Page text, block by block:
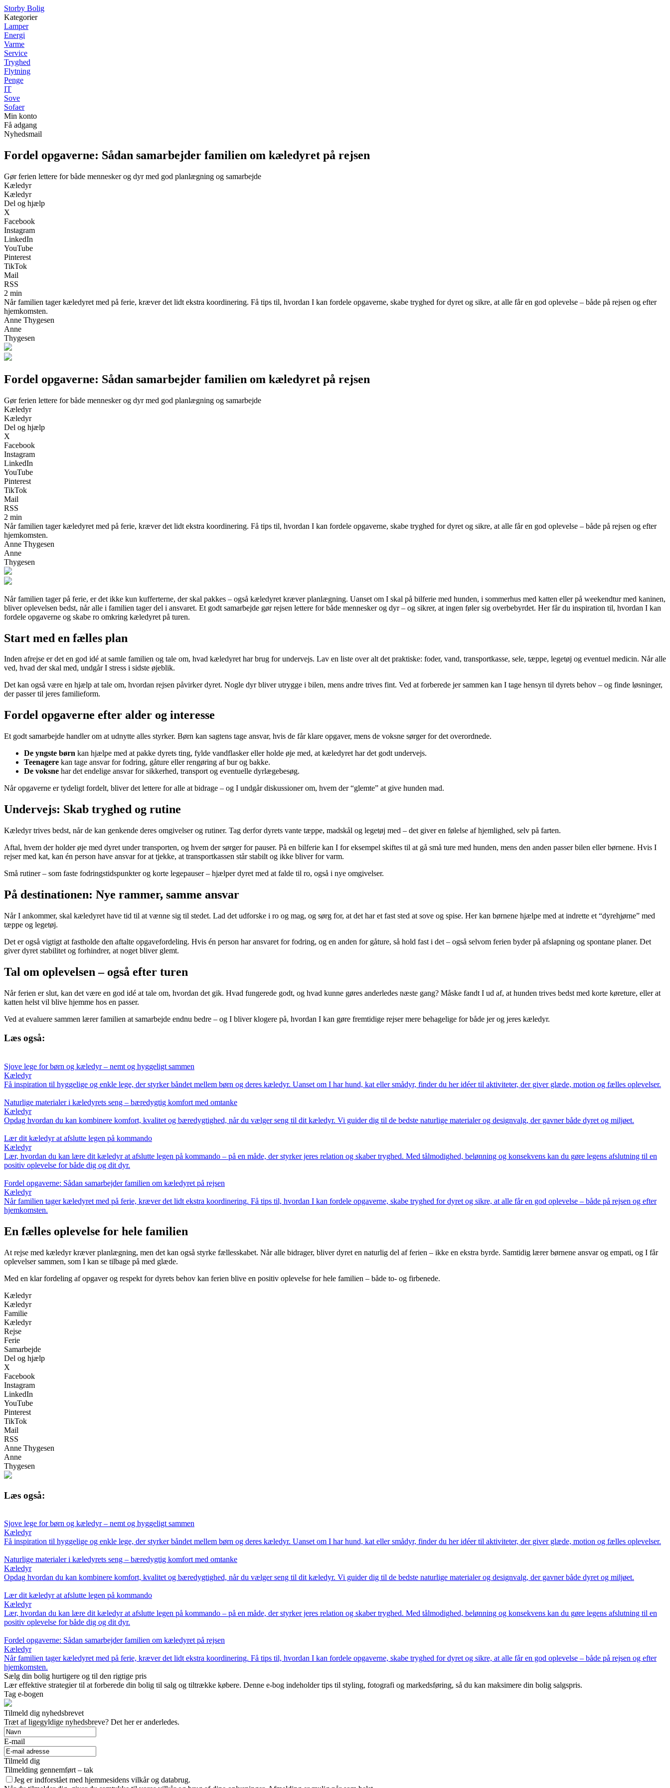
Storby Bolig
Kategorier
Lamper
Energi
Varme
Service
Tryghed
Flytning
Penge
IT
Sove
Sofaer
Min konto
Få adgang
Nyhedsmail
Fordel opgaverne: Sådan samarbejder familien om kæledyret på rejsen
Gør ferien lettere for både mennesker og dyr med god planlægning og samarbejde
Kæledyr
Kæledyr
Del og hjælp
X
Facebook
Instagram
LinkedIn
YouTube
Pinterest
TikTok
Mail
RSS
2 min
Når familien tager kæledyret med på ferie, kræver det lidt ekstra koordinering. Få tips til, hvordan I kan fordele opgaverne, skabe tryghed for dyret og sikre, at alle får en god oplevelse – både på rejsen og efter
hjemkomsten.
Anne Thygesen
Anne
Thygesen
Fordel opgaverne: Sådan samarbejder familien om kæledyret på rejsen
Gør ferien lettere for både mennesker og dyr med god planlægning og samarbejde
Kæledyr
Kæledyr
Del og hjælp
X
Facebook
Instagram
LinkedIn
YouTube
Pinterest
TikTok
Mail
RSS
2 min
Når familien tager kæledyret med på ferie, kræver det lidt ekstra koordinering. Få tips til, hvordan I kan fordele opgaverne, skabe tryghed for dyret og sikre, at alle får en god oplevelse – både på rejsen og efter
hjemkomsten.
Anne Thygesen
Anne
Thygesen
Når familien tager på ferie, er det ikke kun kufferterne, der skal pakkes – også kæledyret kræver planlægning. Uanset om I skal på bilferie med hunden, i sommerhus med katten eller på weekendtur med kaninen,
bliver oplevelsen bedst, når alle i familien tager del i ansvaret. Et godt samarbejde gør rejsen lettere for både mennesker og dyr – og sikrer, at ingen føler sig overbebyrdet. Her får du inspiration til, hvordan I kan
fordele opgaverne og skabe ro omkring kæledyret på turen.
Start med en fælles plan
Inden afrejse er det en god idé at samle familien og tale om, hvad kæledyret har brug for undervejs. Lav en liste over alt det praktiske: foder, vand, transportkasse, sele, tæppe, legetøj og eventuel medicin. Når alle
ved, hvad der skal med, undgår I stress i sidste øjeblik.
Det kan også være en hjælp at tale om, hvordan rejsen påvirker dyret. Nogle dyr bliver utrygge i bilen, mens andre trives fint. Ved at forberede jer sammen kan I tage hensyn til dyrets behov – og finde løsninger,
der passer til jeres familieform.
Fordel opgaverne efter alder og interesse
Et godt samarbejde handler om at udnytte alles styrker. Børn kan sagtens tage ansvar, hvis de får klare opgaver, mens de voksne sørger for det overordnede.
De yngste børn kan hjælpe med at pakke dyrets ting, fylde vandflasker eller holde øje med, at kæledyret har det godt undervejs.
Teenagere kan tage ansvar for fodring, gåture eller rengøring af bur og bakke.
De voksne har det endelige ansvar for sikkerhed, transport og eventuelle dyrlægebesøg.
Når opgaverne er tydeligt fordelt, bliver det lettere for alle at bidrage – og I undgår diskussioner om, hvem der “glemte” at give hunden mad.
Undervejs: Skab tryghed og rutine
Kæledyr trives bedst, når de kan genkende deres omgivelser og rutiner. Tag derfor dyrets vante tæppe, madskål og legetøj med – det giver en følelse af hjemlighed, selv på farten.
Aftal, hvem der holder øje med dyret under transporten, og hvem der sørger for pauser. På en bilferie kan I for eksempel skiftes til at gå små ture med hunden, mens den anden passer bilen eller børnene. Hvis I
rejser med kat, kan én person have ansvar for at tjekke, at transportkassen står stabilt og ikke bliver for varm.
Små rutiner – som faste fodringstidspunkter og korte legepauser – hjælper dyret med at falde til ro, også i nye omgivelser.
På destinationen: Nye rammer, samme ansvar
Når I ankommer, skal kæledyret have tid til at vænne sig til stedet. Lad det udforske i ro og mag, og sørg for, at det har et fast sted at sove og spise. Her kan børnene hjælpe med at indrette et “dyrehjørne” med
tæppe og legetøj.
Det er også vigtigt at fastholde den aftalte opgavefordeling. Hvis én person har ansvaret for fodring, og en anden for gåture, så hold fast i det – også selvom ferien byder på afslapning og spontane planer. Det
giver dyret stabilitet og forhindrer, at noget bliver glemt.
Tal om oplevelsen – også efter turen
Når ferien er slut, kan det være en god idé at tale om, hvordan det gik. Hvad fungerede godt, og hvad kunne gøres anderledes næste gang? Måske fandt I ud af, at hunden trives bedst med korte køreture, eller at
katten helst vil blive hjemme hos en passer.
Ved at evaluere sammen lærer familien at samarbejde endnu bedre – og I bliver klogere på, hvordan I kan gøre fremtidige rejser mere behagelige for både jer og jeres kæledyr.
Læs også:
Sjove lege for børn og kæledyr – nemt og hyggeligt sammen
Kæledyr
Få inspiration til hyggelige og enkle lege, der styrker båndet mellem børn og deres kæledyr. Uanset om I har hund, kat eller smådyr, finder du her idéer til aktiviteter, der giver glæde, motion og fælles oplevelser.
Naturlige materialer i kæledyrets seng – bæredygtig komfort med omtanke
Kæledyr
Opdag hvordan du kan kombinere komfort, kvalitet og bæredygtighed, når du vælger seng til dit kæledyr. Vi guider dig til de bedste naturlige materialer og designvalg, der gavner både dyret og miljøet.
Lær dit kæledyr at afslutte legen på kommando
Kæledyr
Lær, hvordan du kan lære dit kæledyr at afslutte legen på kommando – på en måde, der styrker jeres relation og skaber tryghed. Med tålmodighed, belønning og konsekvens kan du gøre legens afslutning til en
positiv oplevelse for både dig og dit dyr.
Fordel opgaverne: Sådan samarbejder familien om kæledyret på rejsen
Kæledyr
Når familien tager kæledyret med på ferie, kræver det lidt ekstra koordinering. Få tips til, hvordan I kan fordele opgaverne, skabe tryghed for dyret og sikre, at alle får en god oplevelse – både på rejsen og efter
hjemkomsten.
En fælles oplevelse for hele familien
At rejse med kæledyr kræver planlægning, men det kan også styrke fællesskabet. Når alle bidrager, bliver dyret en naturlig del af ferien – ikke en ekstra byrde. Samtidig lærer børnene ansvar og empati, og I får
oplevelser sammen, som I kan se tilbage på med glæde.
Med en klar fordeling af opgaver og respekt for dyrets behov kan ferien blive en positiv oplevelse for hele familien – både to- og firbenede.
Kæledyr
Kæledyr
Familie
Kæledyr
Rejse
Ferie
Samarbejde
Del og hjælp
X
Facebook
Instagram
LinkedIn
YouTube
Pinterest
TikTok
Mail
RSS
Anne Thygesen
Anne
Thygesen
Læs også:
Sjove lege for børn og kæledyr – nemt og hyggeligt sammen
Kæledyr
Få inspiration til hyggelige og enkle lege, der styrker båndet mellem børn og deres kæledyr. Uanset om I har hund, kat eller smådyr, finder du her idéer til aktiviteter, der giver glæde, motion og fælles oplevelser.
Naturlige materialer i kæledyrets seng – bæredygtig komfort med omtanke
Kæledyr
Opdag hvordan du kan kombinere komfort, kvalitet og bæredygtighed, når du vælger seng til dit kæledyr. Vi guider dig til de bedste naturlige materialer og designvalg, der gavner både dyret og miljøet.
Lær dit kæledyr at afslutte legen på kommando
Kæledyr
Lær, hvordan du kan lære dit kæledyr at afslutte legen på kommando – på en måde, der styrker jeres relation og skaber tryghed. Med tålmodighed, belønning og konsekvens kan du gøre legens afslutning til en
positiv oplevelse for både dig og dit dyr.
Fordel opgaverne: Sådan samarbejder familien om kæledyret på rejsen
Kæledyr
Når familien tager kæledyret med på ferie, kræver det lidt ekstra koordinering. Få tips til, hvordan I kan fordele opgaverne, skabe tryghed for dyret og sikre, at alle får en god oplevelse – både på rejsen og efter
hjemkomsten.
Sælg din bolig hurtigere og til den rigtige pris
Lær effektive strategier til at forberede din bolig til salg og tiltrække købere. Denne e-bog indeholder tips til styling, fotografi og markedsføring, så du kan maksimere din bolig salgspris.
Tag e-bogen
Tilmeld dig nyhedsbrevet
Træt af ligegyldige nyhedsbreve? Det her er anderledes.
E-mail
Tilmeld dig
Tilmelding gennemført – tak
Jeg er indforstået med hjemmesidens vilkår og databrug.